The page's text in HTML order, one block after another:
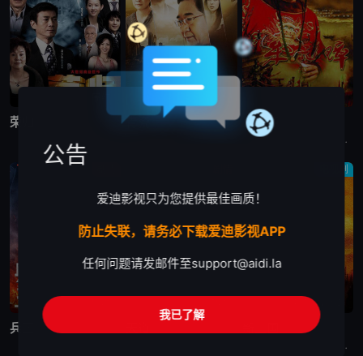
荣归 青瓷 朱元璋
电视剧朱元璋的剧情简介：元朝末年，天下大乱。朱元璋自幼父母双亡，沦为乞丐，后又遁入空门。他走投无路，参加了义军，从此南征北战，一步步走上了中国历史的舞台。朱元璋心思缜密，把徐达、汤和等一批将才笼络
兵王
电视剧
更新至第60集
东汉末年，朝纲混乱。内有董卓（吕晓禾 饰）巨奸权倾朝野，专横跋扈；外有黄巾军起义，撼动社稷。时有曹操（陈建斌 饰）韬光养晦，欲为国除害。逃出京城后，曹操与各地诸侯袁绍、刘备（于和伟 饰）、孙坚等二
公告
爱迪影视只为您提供最佳画质！
防止失联，请务必下载爱迪影视APP
任何问题请发邮件至support@aidi.la
我已了解